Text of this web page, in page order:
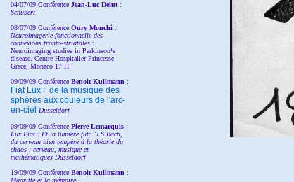
04/07/09 Conférence Jean-Luc Delut :
Schubert
08/07/09 Conférence Oury Monchi :
Neuroimagerie fonctionnelle des
connexions fronto-striatales :
Neuroimaging studies in Parkinson¹s
disease. Centre Hospitalier Princesse
Grace, Monaco 17 H
09/09/09 Conférence Benoit Kullmann :
Fiat Lux : de la musique des
sphères aux couleurs de l'arc-
en-ciel
Dusseldorf
09/09/09 Conférence Pierre Lemarquis :
Lux Fiat : Et la lumière fut: "J.S.Bach,
du cerveau bien tempéré à la théorie du
chaos : cerveau, musique et
mathématiques Dusseldorf
19/09/09 Conférence Benoit Kullmann :
Magritte et la mémoire